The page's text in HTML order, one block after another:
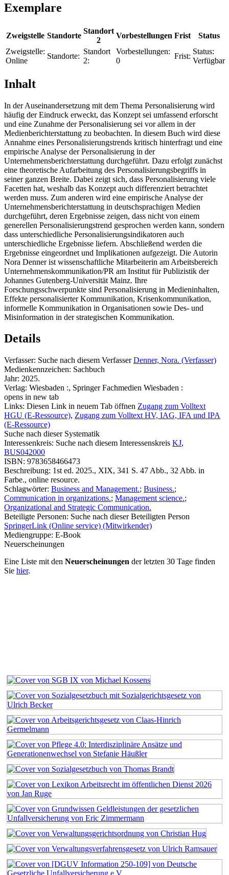
Exemplare
Zweigstelle Standorte
Standort
2
Vorbestellungen Frist
Status
Zweigstelle:
Online
Standorte:
Standort
2:
Vorbestellungen:
0
Frist:
Status:
Verfügbar
Inhalt
In der Auseinandersetzung mit dem Thema Personalisierung wird
häufig der Eindruck erweckt, das Konzept sei umfassend erforscht
und eine Zunahme der Personalisierung sei vor allem in der
Medienberichterstattung zu beobachten. In diesem Buch wird diese
Annahme eines Personalisierungstrends kritisch hinterfragt und eine
empirische Analyse der Personalisierung in der
Unternehmensberichterstattung durchgeführt. Dazu erfolgt zunächst
eine theoretische Aufarbeitung des Personalisierungsbegriffs in
seiner ganzen Breite. Dabei zeigt sich, dass Personalisierung viele
Facetten hat, weshalb das Konzept auch differenziert betrachtet
werden muss. Zum anderen wird eine empirische Analyse der
Unternehmensberichterstattung in deutschsprachigen Medien
durchgeführt, deren Ergebnisse zeigen, dass nicht von einem
generellen Personalisierungstrend gesprochen werden kann, sondern
dass unterschiedliche Personalisierungsindikatoren auch
unterschiedliche Ergebnisse liefern. Abschließend werden die
Ergebnisse eingeordnet und Implikationen aufgezeigt. Die Autorin
Nora Denner ist wissenschaftliche Mitarbeiterin am Arbeitsbereich
Unternehmenskommunikation/PR am Institut für Publizistik der
Johannes Gutenberg-Universität Mainz. Ihre
Forschungsschwerpunkte sind Personalisierung in Medieninhalten,
Effekte personalisierter Kommunikation, Krisenkommunikation,
informelle Kommunikation in Organisationen sowie Des- und
Misinformation in der strategischen Kommunikation.
Details
Verfasser: Suche nach diesem Verfasser Denner, Nora. (Verfasser)
Medienkennzeichen: Sachbuch
Jahr: 2025.
Verlag: Wiesbaden :, Springer Fachmedien Wiesbaden :
opens in new tab
Links: Diesen Link in neuem Tab öffnen Zugang zum Volltext
HGU (E-Ressource), Zugang zum Volltext HV, IAG, IFA und IPA
(E-Ressource)
Suche nach dieser Systematik
Interessenkreis: Suche nach diesem Interessenskreis KJ,
BUS042000
ISBN: 9783658466473
Beschreibung: 1st ed. 2025., XIX, 341 S. 47 Abb., 32 Abb. in
Farbe., online resource.
Schlagwörter: Business and Management.; Business.;
Communication in organizations.; Management science.;
Organizational and Strategic Communication.
Beteiligte Personen: Suche nach dieser Beteiligten Person
SpringerLink (Online service) (Mitwirkender)
Mediengruppe: E-Book
Neuerscheinungen
Eine Liste mit den Neuerscheinungen der letzten 30 Tage finden
Sie hier.